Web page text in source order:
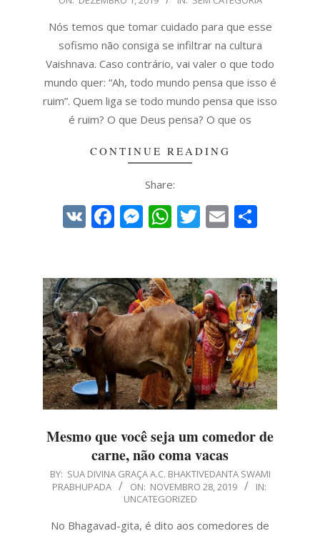
01
Nós temos que tomar cuidado para que esse
sofismo não consiga se infiltrar na cultura
Vaishnava. Caso contrário, vai valer o que todo
mundo quer: “Ah, todo mundo pensa que isso é
ruim”. Quem liga se todo mundo pensa que isso
é ruim? O que Deus pensa? O que os
CONTINUE READING
Share:
VK Facebook
Messenger
WhatsApp
Twitter
Email
Mesmo que você seja um comedor de
carne, não coma vacas
2019-
11-
BY: SUA DIVINA GRAÇA A.C. BHAKTIVEDANTA SWAMI
PRABHUPADA
ON: NOVEMBRO 28, 2019
IN:
UNCATEGORIZED
No Bhagavad-gita, é dito aos comedores de